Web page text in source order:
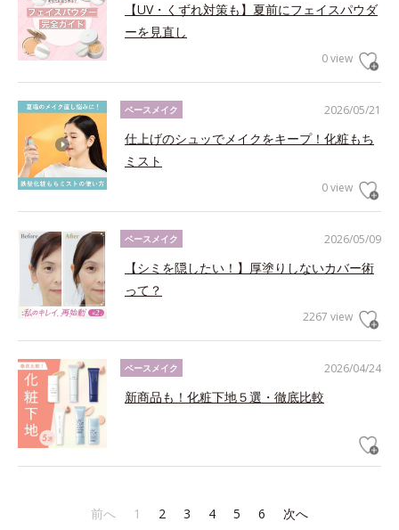
【UV・くずれ対策も】夏前にフェイスパウダ
ーを見直し
0 view
2026/05/21
ベースメイク
仕上げのシュッでメイクをキープ！化粧もち
ミスト
0 view
2026/05/09
ベースメイク
【シミを隠したい！】厚塗りしないカバー術
って？
2267 view
2026/04/24
ベースメイク
新商品も！化粧下地５選・徹底比較
前へ 1 2 3 4 5 6 次へ